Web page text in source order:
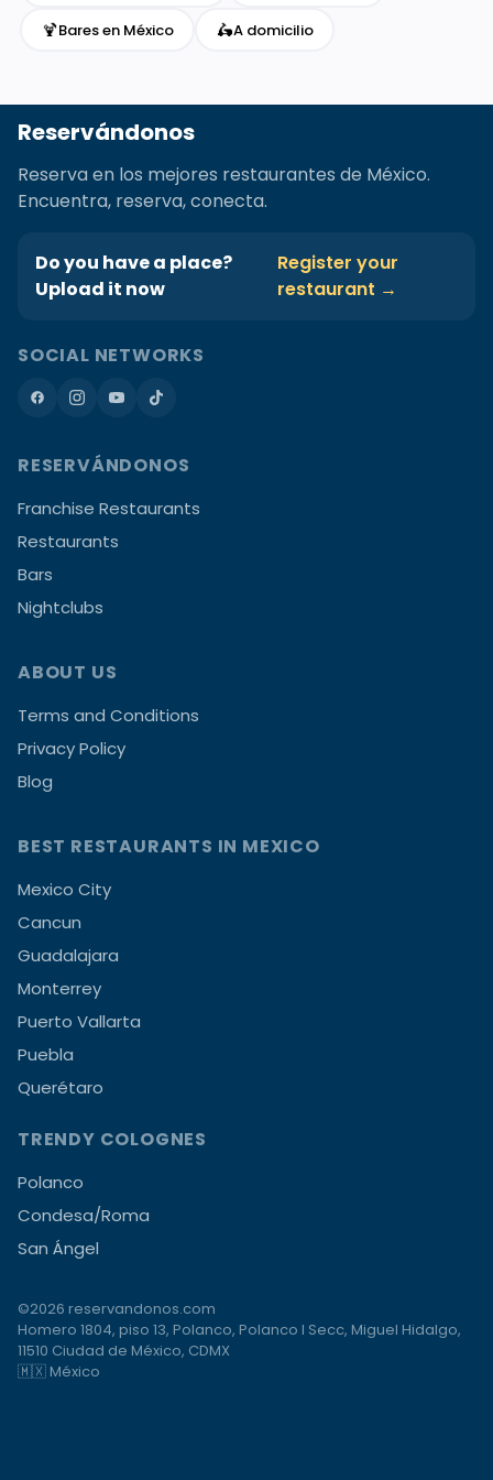
🍹Bares en México 🛵A domicilio
Reservándonos
Reserva en los mejores restaurantes de México.
Encuentra, reserva, conecta.
Do you have a place?
Upload it now
Register your
restaurant →
SOCIAL NETWORKS
RESERVÁNDONOS
Franchise Restaurants
Restaurants
Bars
Nightclubs
ABOUT US
Terms and Conditions
Privacy Policy
Blog
BEST RESTAURANTS IN MEXICO
Mexico City
Cancun
Guadalajara
Monterrey
Puerto Vallarta
Puebla
Querétaro
TRENDY COLOGNES
Polanco
Condesa/Roma
San Ángel
©2026 reservandonos.com
Homero 1804, piso 13, Polanco, Polanco I Secc, Miguel Hidalgo,
11510 Ciudad de México, CDMX
🇲🇽 México